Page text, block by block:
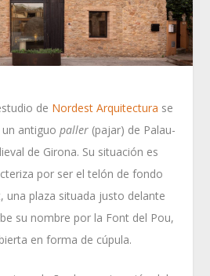
de Nordest Arquitectura se
un antiguopaller (pajar) de Palau-
de Girona. Su situación es
por ser el telón de fondo
una plaza situada justo delante
su nombre por la Font del Pou,
en forma de cúpula.